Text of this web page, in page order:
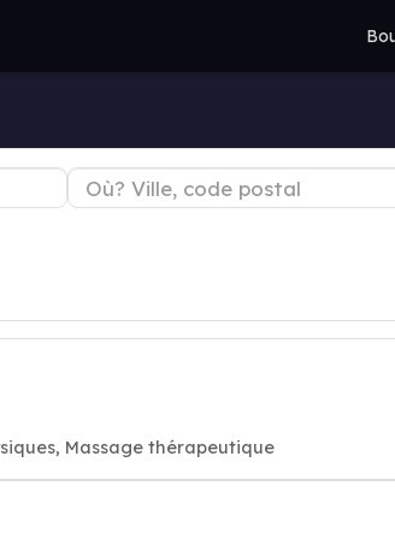
Massage thérapeutique